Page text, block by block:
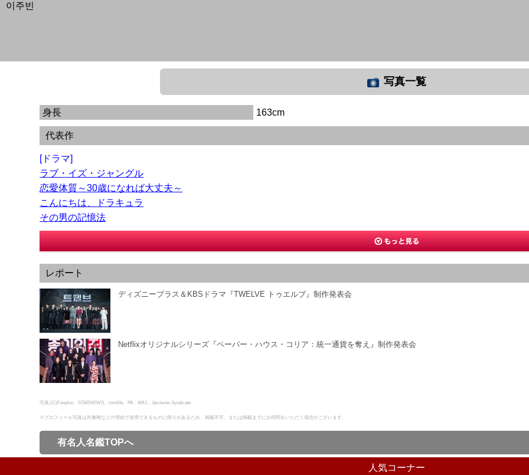
이주빈
写真一覧
身長 163cm
代表作
[ドラマ]
ラブ・イズ・ジャングル
恋愛体質～30歳になれば大丈夫～
こんにちは、ドラキュラ
その男の記憶法
レポート
ディズニープラス＆KBSドラマ『TWELVE トゥエルブ』制作発表会
Netflixオリジナルシリーズ『ペーパー・ハウス・コリア：統一通貨を奪え』制作発表会
写真:(C)Fanplus、STARNEWS、innolife、PA、AMJ、Jpictures Syndicate
※プロフィール写真は肖像権などの理由で使用できるものに限りがあるため、掲載不可、または掲載までにお時間をいただく場合がございます。
有名人名鑑TOPへ
人気コーナー